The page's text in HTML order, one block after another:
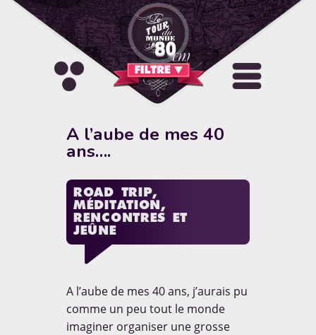
Sélectionnez une catégorie
Artistique & Culturel
Concours
Découvertes et Destinations
La parole des enfants
FILTRE
A PROPOS
"Blog de voyage autour du
monde en famille. Reportages,
photos, vidéos, conseils, tests
et bons plans pour voyager
EN SAVOIR [+]
A l’aube de mes 40
ans….
ROAD TRIP,
MÉDITATION,
RENCONTRES ET
JEÛNE
A l’aube de mes 40 ans, j’aurais pu
comme un peu tout le monde
imaginer organiser une grosse